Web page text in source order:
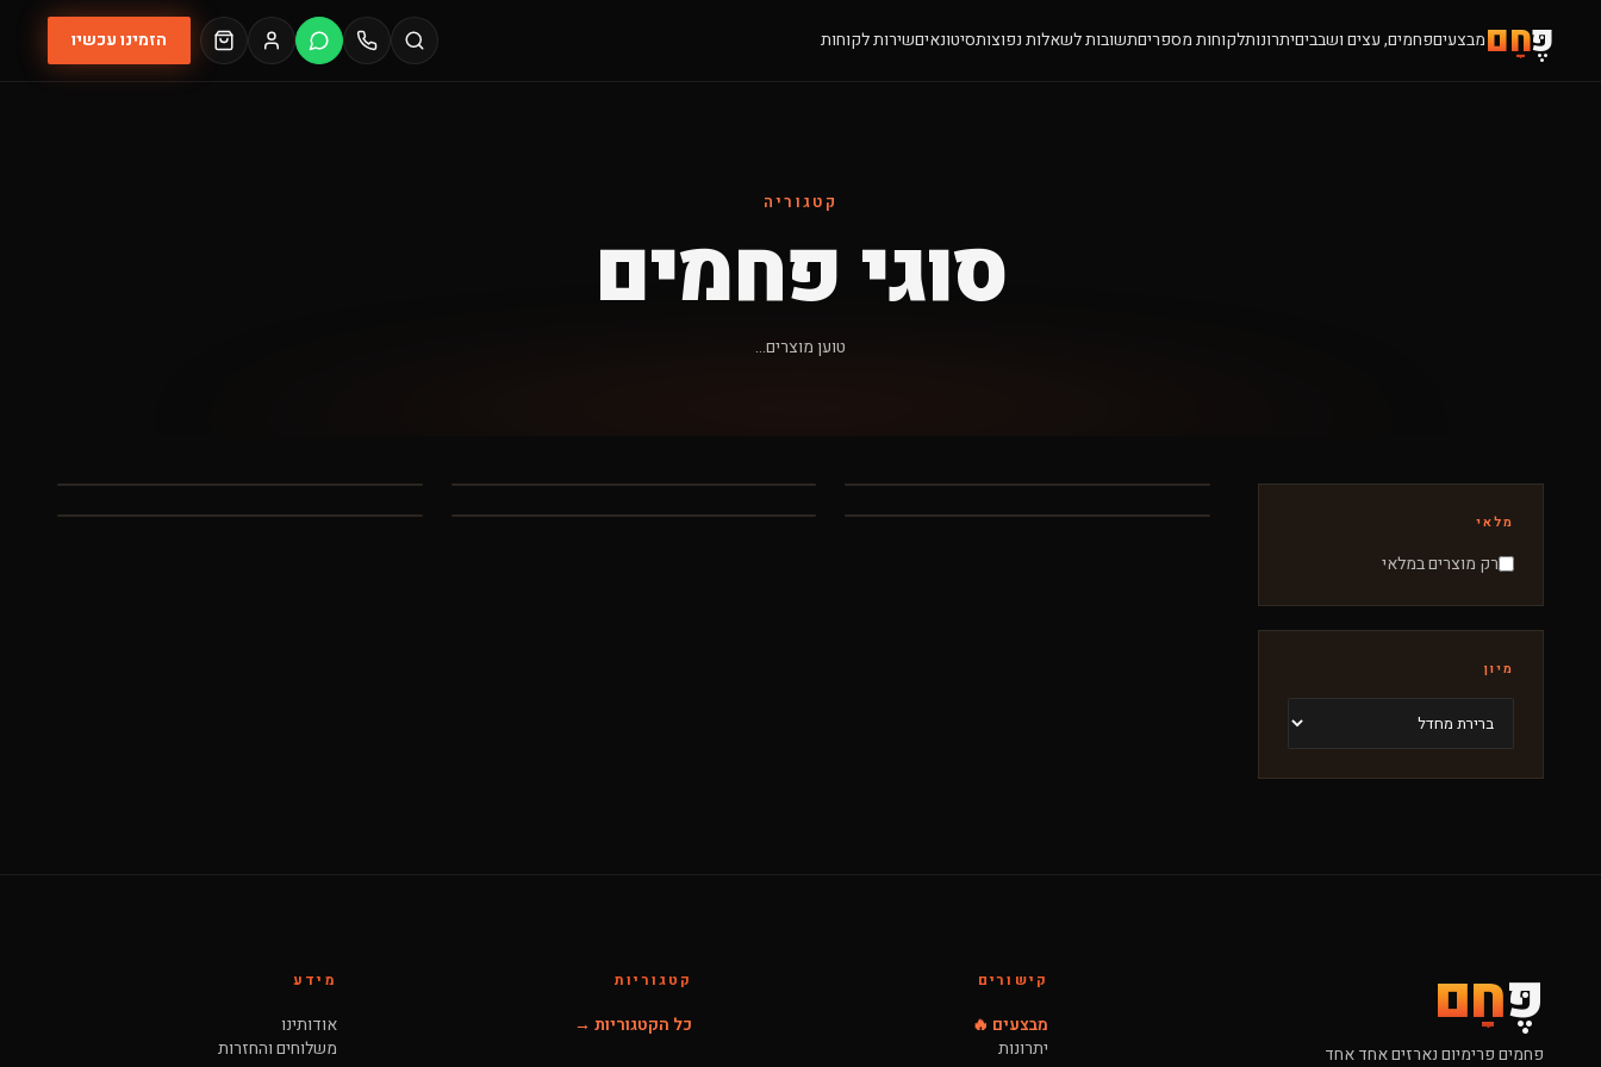
פֶּחָםמבצעיםפחמים, עצים ושבביםיתרונותלקוחות מספריםתשובות לשאלות נפוצותסיטונאיםשירות לקוחות הזמינו עכשיו
קטגוריה
סוגי פחמים
טוען מוצרים...
מלאי
רק מוצרים במלאי
מיון
פֶּחָם
פחמים פרימיום נארזים אחד אחד
קישורים
מבצעים 🔥
יתרונות
קטגוריות
כל הקטגוריות →
מידע
אודותינו
משלוחים והחזרות